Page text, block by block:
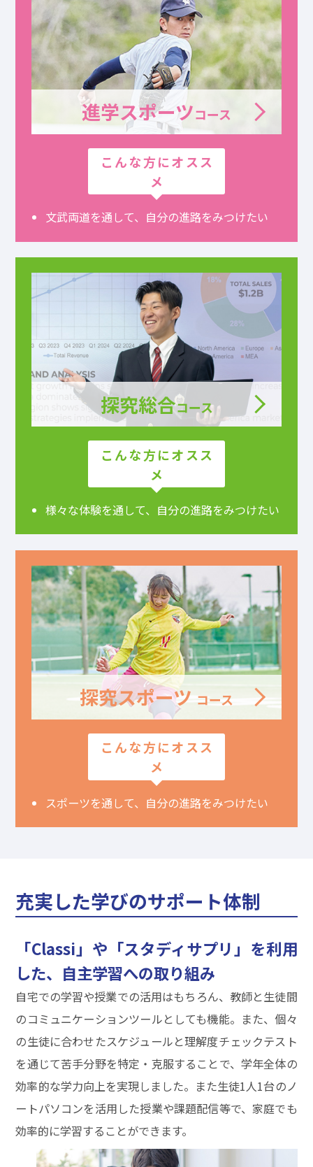
進学スポーツコース
こんな方にオスス
メ
文武両道を通して、 自分の進路をみつけたい
探究総合コース
こんな方にオスス
メ
様々な体験を通して、 自分の進路をみつけたい
探究スポーツコース
こんな方にオスス
メ
スポーツを通して、 自分の進路をみつけたい
充実した学びのサポート体制
「Classi」や「スタディサプリ」を利用
した、自主学習への取り組み
自宅での学習や授業での活用はもちろん、教師と生徒間
のコミュニケーションツールとしても機能。また、個々
の生徒に合わせたスケジュールと理解度チェックテスト
を通じて苦手分野を特定・克服することで、学年全体の
効率的な学力向上を実現しました。また生徒1人1台のノ
ートパソコンを活用した授業や課題配信等で、家庭でも
効率的に学習することができます。